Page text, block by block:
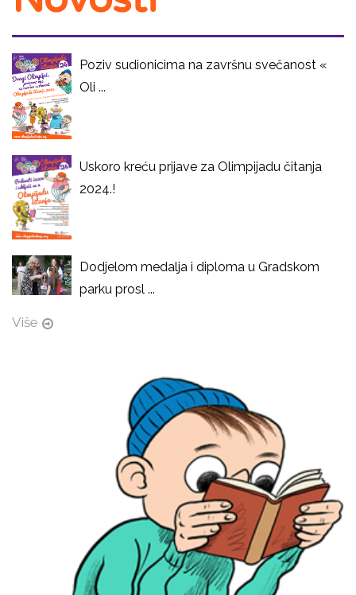
Poziv sudionicima na završnu svečanost «
Oli ...
Uskoro kreću prijave za Olimpijadu čitanja
2024.!
Dodjelom medalja i diploma u Gradskom
parku prosl ...
Više